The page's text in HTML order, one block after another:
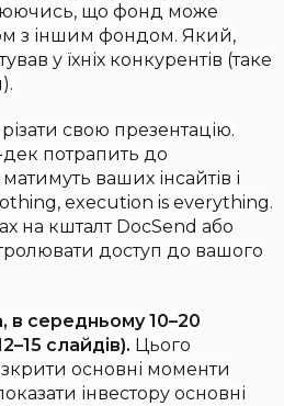
що фонд може
з іншим фондом. Який,
у їхніх конкурентів (таке
свою презентацію.
дек потрапить до
ваших інсайтів і
execution is everything.
на кшталт DocSend або
доступ до вашого
в середньому 10–20
слайдів). Цього
основні моменти
інвестору основні